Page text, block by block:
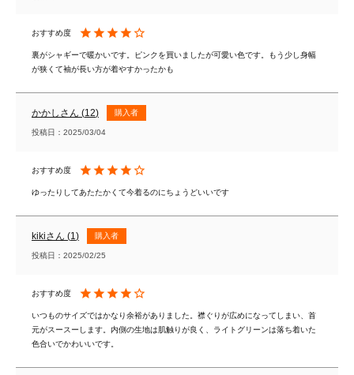
裏がシャギーで暖かいです。ピンクを買いましたが可愛い色です。もう少し身幅
が狭くて袖が長い方が着やすかったかも
かかし 12 購入者
投稿日 2025/03/04
ゆったりしてあたたかくて今着るのにちょうどいいです
kiki 1 購入者
投稿日 2025/02/25
いつものサイズではかなり余裕がありました。襟ぐりが広めになってしまい、首
元がスースーします。内側の生地は肌触りが良く、ライトグリーンは落ち着いた
色合いでかわいいです。